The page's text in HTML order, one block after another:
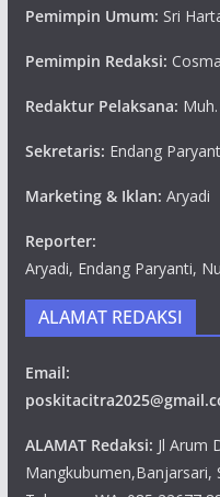
Pemimpin Umum: Sri
Pemimpin Redaksi:
Redaktur Pelaksana:
Sekretaris: Endang
Marketing & Iklan: Aryadi
Reporter:
Aryadi, Endang Paryanti,
ALAMAT REDAKSI
Email:
ALAMAT Redaksi: Jl Arum
Mangkubumen,Banjarsari,